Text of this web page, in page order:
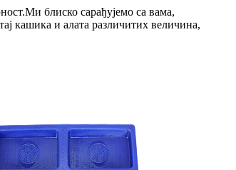
блиско сарађујемо са вама,
кашика и алата различитих величина,